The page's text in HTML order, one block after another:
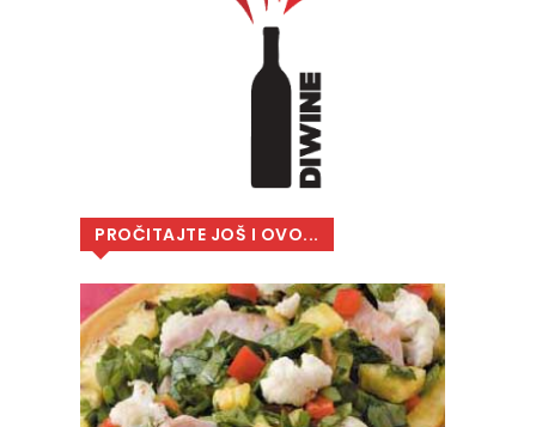
PROČITAJTE JOŠ I OVO...